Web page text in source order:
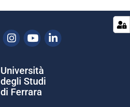
Instagram
YoutubeLinkedin
Università
degli Studi
di Ferrara